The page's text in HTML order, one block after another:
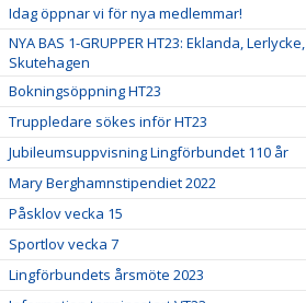
Idag öppnar vi för nya medlemmar!
NYA BAS 1-GRUPPER HT23: Eklanda, Lerlycke,
Skutehagen
Bokningsöppning HT23
Truppledare sökes inför HT23
Jubileumsuppvisning Lingförbundet 110 år
Mary Berghamnstipendiet 2022
Påsklov vecka 15
Sportlov vecka 7
Lingförbundets årsmöte 2023